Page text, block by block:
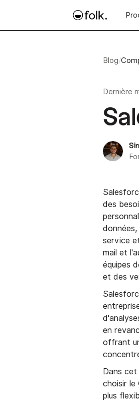
Blog/
Dernière
des
service
mail et
équipes
et des
en
offrant
Dans cet
choisir le
plus